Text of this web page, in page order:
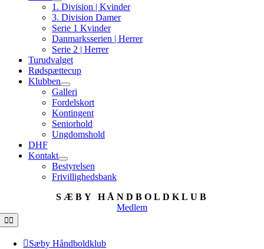
1. Division | Kvinder
3. Division Damer
Serie 1 Kvinder
Danmarksserien | Herrer
Serie 2 | Herrer
Turudvalget
Rødspættecup
Klubben
Galleri
Fordelskort
Kontingent
Seniorhold
Ungdomshold
DHF
Kontakt
Bestyrelsen
Frivillighedsbank
SÆBY HÅNDBOLDKLUB
Medlem
Toggle
Navigation
Sæby Håndboldklub